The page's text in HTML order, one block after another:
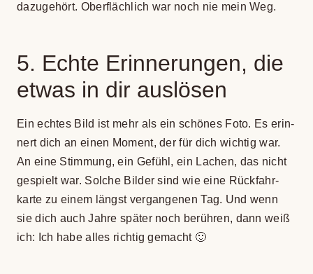
dazu­ge­hört. Ober­fläch­lich war noch nie mein Weg.
5. Echte Erin­ne­run­gen, die
etwas in dir aus­lö­sen
Ein ech­tes Bild ist mehr als ein schö­nes Foto. Es erin­
nert dich an einen Moment, der für dich wich­tig war.
An eine Stim­mung, ein Gefühl, ein Lachen, das nicht
gespielt war. Sol­che Bil­der sind wie eine Rück­fahr­
karte zu einem längst ver­gan­ge­nen Tag. Und wenn
sie dich auch Jahre spä­ter noch berüh­ren, dann weiß
ich: Ich habe alles rich­tig gemacht 🙂